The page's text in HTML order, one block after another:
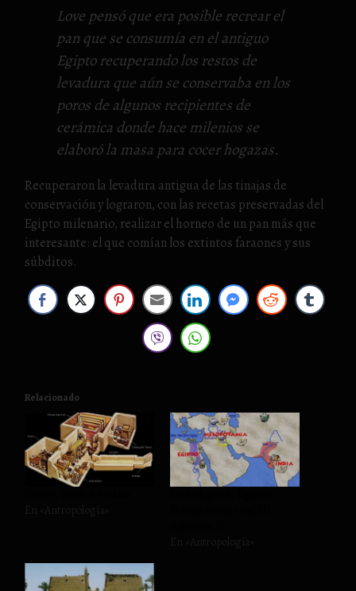
Love pensó que era posible recrear el
pan que se consumía en el antiguo
Egipto recuperando los restos de
levadura que aún se conservaba en los
poros de algunos recipientes de
cerámica donde hace milenios se
elaboró la masa para cocer hogazas.
Recuperaron la levadura antigua de las tinajas de
conservación y lograron, con las recetas preservadas del
Egipto milenario, realizar el horneo de un pan más que
interesante: el que comían los extintos faraones y sus
súbditos.
Relacionado